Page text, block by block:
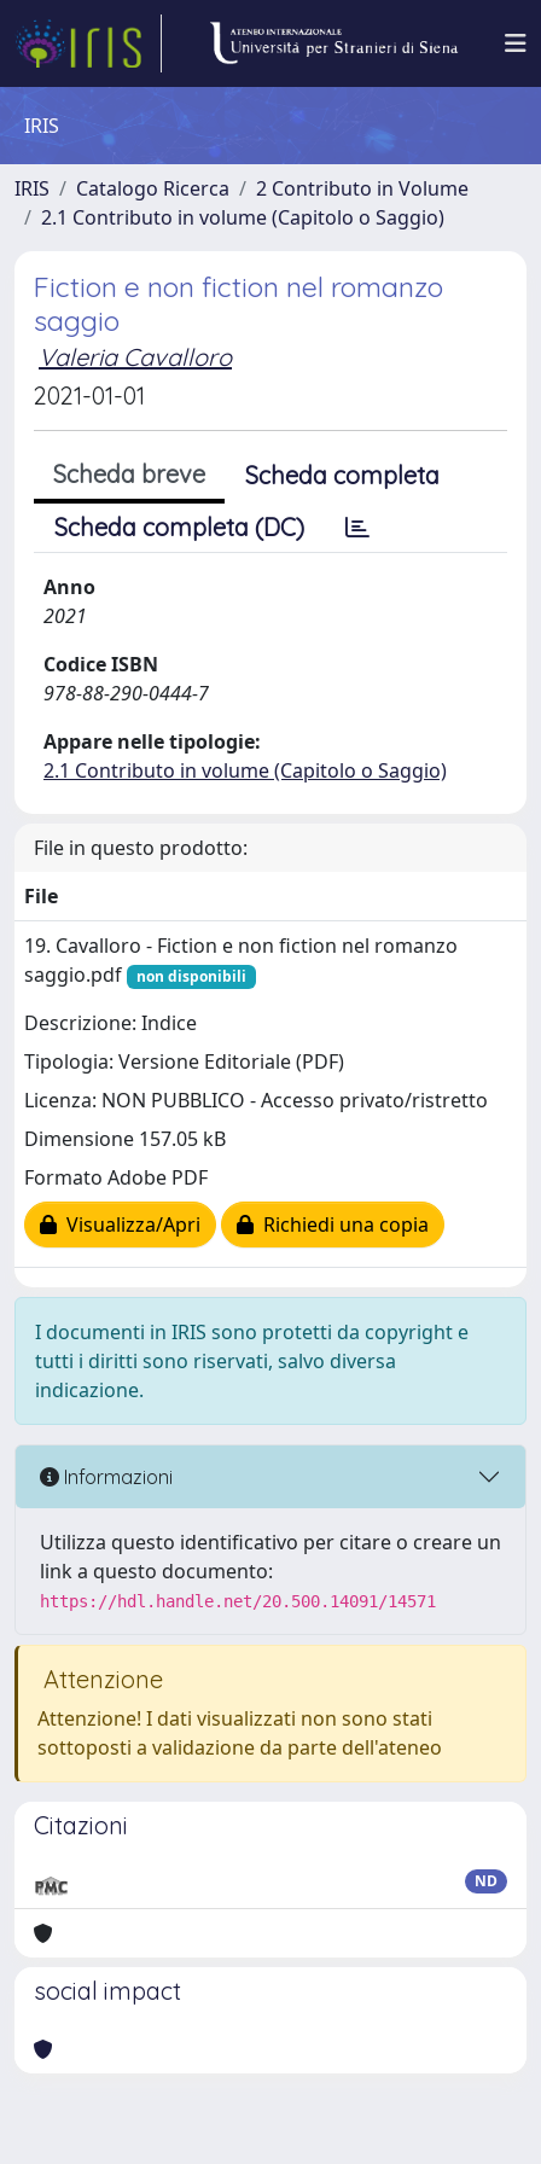
IRIS
IRIS Catalogo Ricerca
2 Contributo in Volume
2.1 Contributo in volume (Capitolo o Saggio)
Fiction e non fiction nel romanzo
saggio
Valeria Cavalloro
2021-01-01
Scheda breve
Scheda completa
Scheda completa (DC)
Anno
2021
Codice ISBN
978-88-290-0444-7
Appare nelle tipologie:
2.1 Contributo in volume (Capitolo o Saggio)
File in questo prodotto:
File
19. Cavalloro - Fiction e non fiction nel romanzo
saggio.pdf
non disponibili
Descrizione: Indice
Tipologia: Versione Editoriale (PDF)
Licenza: NON PUBBLICO - Accesso privato/ristretto
Dimensione 157.05 kB
Formato Adobe PDF
Visualizza/Apri
Richiedi una copia
I documenti in IRIS sono protetti da copyright e
tutti i diritti sono riservati, salvo diversa
indicazione.
Informazioni
Utilizza questo identificativo per citare o creare un
link a questo documento:
https://hdl.handle.net/20.500.14091/14571
Attenzione
Attenzione! I dati visualizzati non sono stati
sottoposti a validazione da parte dell'ateneo
Citazioni
ND
social impact